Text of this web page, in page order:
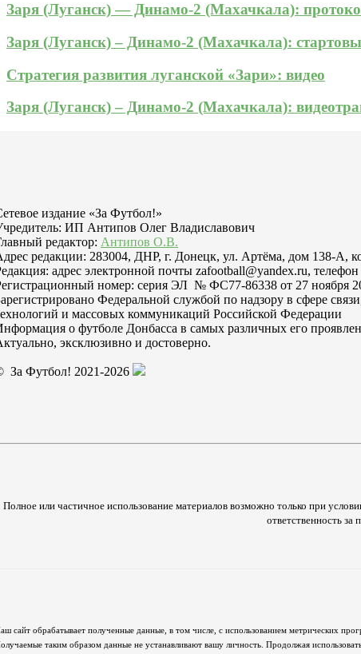
Заря (Луганск) — Динамо-2 (Махачкала):
Заря (Луганск) – Динамо-2 (Махачкала):
Стратегия развития луганской «Зари»: видео
Заря (Луганск) – Динамо-2 (Махачкала):
издание «За Футбол!»
ИП Антипов Олег Владиславович
редактор: Антипов О.В.
редакции: 283004, ДНР, г. Донецк, ул. Артёма, дом 138-А,
адрес электронной почты zafootball@yandex.ru,
номер: серия ЭЛ № ФС77-86338 от 27 ноября
Федеральной службой по надзору в сфере
и массовых коммуникаций Российской Федерации
о футболе Донбасса в самых различных его
эксклюзивно и достоверно.
За Футбол! 2021-2026
Полное или частичное использование материалов возможно только при
ответственность
сайт обрабатывает полученные данные, в том числе, с использованием метрических
таким образом данные не устанавливают вашу личность. Продолжая